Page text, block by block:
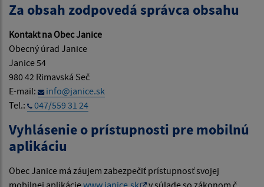
Za obsah zodpovedá správca obsahu
Kontakt na Obec Janice
Obecný úrad Janice
Janice 54
980 42 Rimavská Seč
E-mail:
info@janice.sk
Tel.:
047/559 31 24
Vyhlásenie o prístupnosti pre mobilnú
aplikáciu
Obec Janice má záujem zabezpečiť prístupnosť svojej